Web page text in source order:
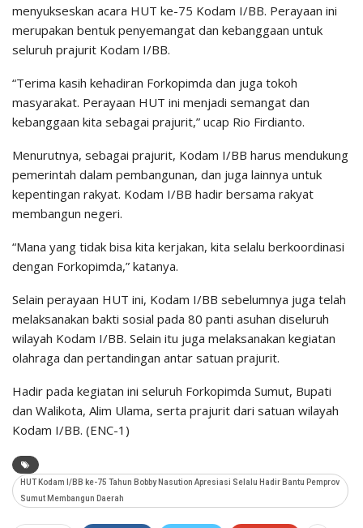
menyukseskan acara HUT ke-75 Kodam I/BB. Perayaan ini
merupakan bentuk penyemangat dan kebanggaan untuk
seluruh prajurit Kodam I/BB.
“Terima kasih kehadiran Forkopimda dan juga tokoh
masyarakat. Perayaan HUT ini menjadi semangat dan
kebanggaan kita sebagai prajurit,” ucap Rio Firdianto.
Menurutnya, sebagai prajurit, Kodam I/BB harus mendukung
pemerintah dalam pembangunan, dan juga lainnya untuk
kepentingan rakyat. Kodam I/BB hadir bersama rakyat
membangun negeri.
“Mana yang tidak bisa kita kerjakan, kita selalu berkoordinasi
dengan Forkopimda,” katanya.
Selain perayaan HUT ini, Kodam I/BB sebelumnya juga telah
melaksanakan bakti sosial pada 80 panti asuhan diseluruh
wilayah Kodam I/BB. Selain itu juga melaksanakan kegiatan
olahraga dan pertandingan antar satuan prajurit.
Hadir pada kegiatan ini seluruh Forkopimda Sumut, Bupati
dan Walikota, Alim Ulama, serta prajurit dari satuan wilayah
Kodam I/BB. (ENC-1)
HUT Kodam I/BB ke-75 Tahun Bobby Nasution Apresiasi Selalu Hadir Bantu Pemprov
Sumut Membangun Daerah